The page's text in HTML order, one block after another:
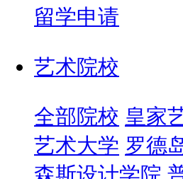
留学申请
艺术院校
全部院校 皇家
艺术大学 罗德